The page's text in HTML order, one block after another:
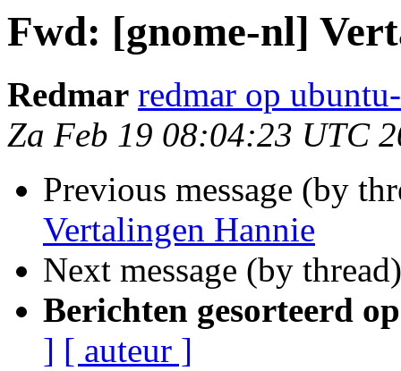
Fwd: [gnome-nl]
Redmar redmar op
Za Feb 19 08:04:23 UTC
Previous message (by
Vertalingen Hannie
Next message (by
Berichten gesorteerd
] [ auteur ]